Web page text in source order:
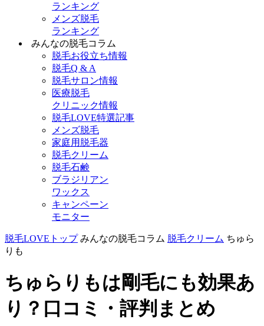
ランキング
メンズ脱毛
ランキング
みんなの脱毛コラム
脱毛お役立ち情報
脱毛Q & A
脱毛サロン情報
医療脱毛
クリニック情報
脱毛LOVE特選記事
メンズ脱毛
家庭用脱毛器
脱毛クリーム
脱毛石鹸
ブラジリアン
ワックス
キャンペーン
モニター
脱毛LOVEトップ みんなの脱毛コラム 脱毛クリーム ちゅら
りも
ちゅらりもは剛毛にも効果あ
り？口コミ・評判まとめ